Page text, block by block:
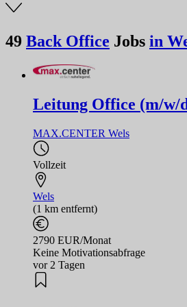
49 Back Office Jobs in
Leitung Office (m/w/
MAX.CENTER Wels
Vollzeit
Wels
(1 km entfernt)
2790 EUR/Monat
Keine Motivationsabfrage
vor 2 Tagen